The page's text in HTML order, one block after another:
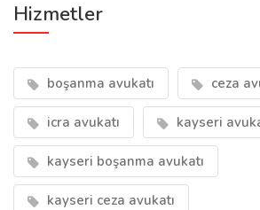
Hizmetler
boşanma avukatı ceza
icra avukatı kayseri
kayseri boşanma avukatı
kayseri ceza avukatı